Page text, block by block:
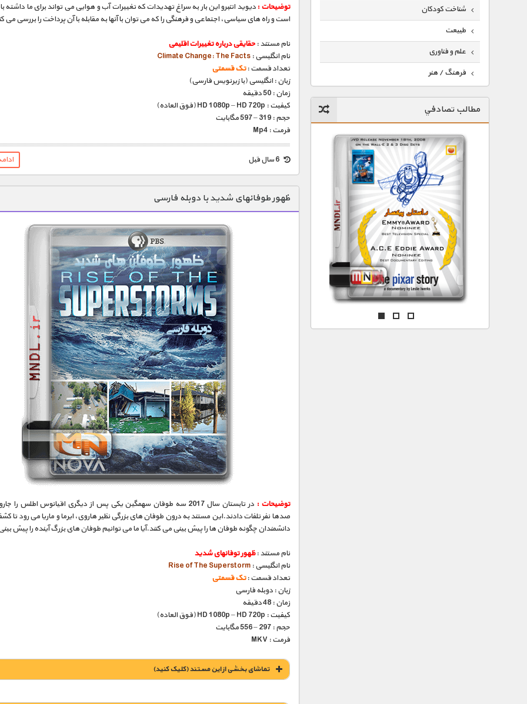
شناخت کودکان
طبیعت
علم و فناوری
فرهنگ / هنر
گردشگری
ماورایی
مسابقات / ورزشی
مستند های اختصاصی
مطالب تصادفي
توضیحات :دیوید اتنبرو این بار به سراغ تهدیدات که تغییرات آب و هوایی می تواند برای ما داشته
است و راه های سیاسی، اجتماعی و فرهنگی را که می توان با آنها به مقابله با آن پرداخت را بررسی می
نام مستند :حقایقی درباره تغییرات اقلیمی
نام انگلیسی :Climate Change: The Facts
تعداد قسمت :تک قسمتی
زبان : انگلیسی (با زیرنویس فارسی)
زمان : 50 دقیقه
کیفیت : HD 1080p – HD 720p (فوق العاده)
حجم : 319 – 597 مگابایت
فرمت : Mp4
6 سال قبل
ظهور طوفانهای شدید با دوبله فارسی
توضیحات :
در تابستان سال 2017 سه طوفان سهمگین یکی پس از دیگری اقیانوس اطلس را
صدها نفر تلفات دادند.این مستند به درون طوفان های بزرگی نظیر هاروی، ایرما و ماریا می رود تا
دانشمندان چگونه طوفان ها را پیش بینی می کنند.آیا ما می توانیم طوفان های بزرگ آینده را پیش
نام مستند :ظهور توفانهای شدید
نام انگلیسی :Rise of The Superstorm
تعداد قسمت :تک قسمتی
زبان : دوبله فارسی
زمان : 48 دقیقه
کیفیت : HD 1080p – HD 720p (فوق العاده)
حجم : 297 – 556 مگابایت
فرمت : MKV
تماشای بخشی از این مستند (کلیک کنید)